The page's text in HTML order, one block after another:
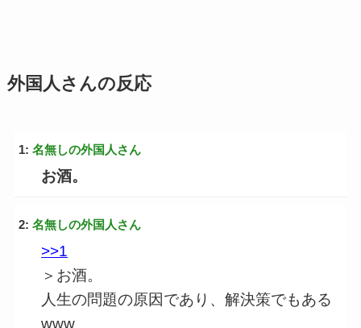
外国人さんの反応
1: 名無しの外国人さん
お酒。
2: 名無しの外国人さん
>>1
＞お酒。
人生の問題の原因であり、解決策でもある
www